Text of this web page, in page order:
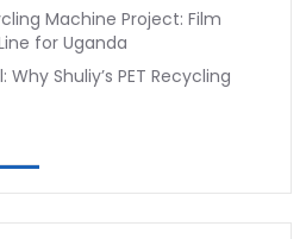
Machine Project: Film
for Uganda
Shuliy’s PET Recycling